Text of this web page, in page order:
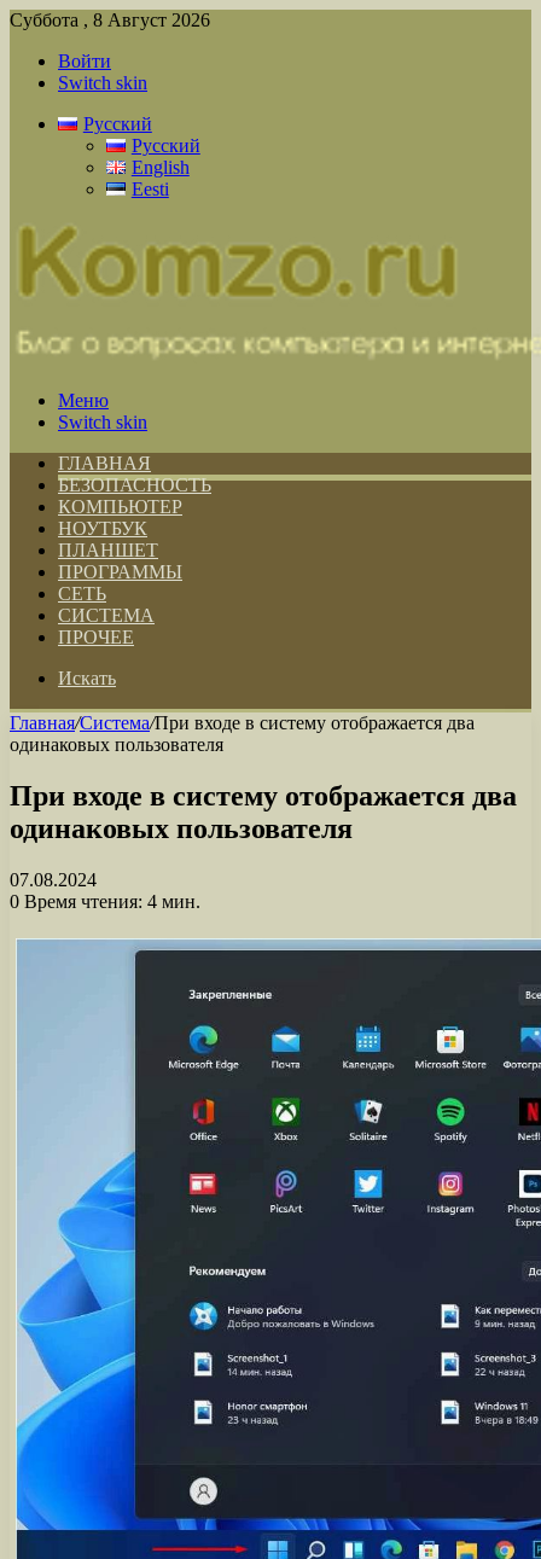
Суббота , 8 Август 2026
Войти
Switch skin
Русский
Русский
English
Eesti
Меню
Switch skin
ГЛАВНАЯ
БЕЗОПАСНОСТЬ
КОМПЬЮТЕР
НОУТБУК
ПЛАНШЕТ
ПРОГРАММЫ
СЕТЬ
СИСТЕМА
ПРОЧЕЕ
Искать
Главная/Система/При входе в систему отображается два
одинаковых пользователя
При входе в систему отображается два
одинаковых пользователя
07.08.2024
0 Время чтения: 4 мин.